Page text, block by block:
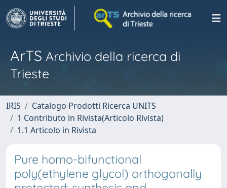
ArTS Archivio della ricerca di
Trieste
IRIS
Catalogo Prodotti Ricerca UNITS
1 Contributo in Rivista(Articolo Rivista)
1.1 Articolo in Rivista
Pure homo-bifunctional
poly(ethylene glycol) orthogonally